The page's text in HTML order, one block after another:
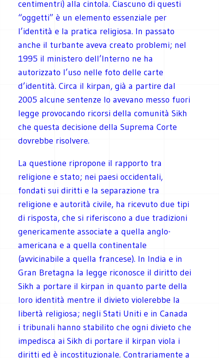
centimentri) alla cintola. Ciascuno di questi
“oggetti” è un elemento essenziale per
l’identità e la pratica religiosa. In passato
anche il turbante aveva creato problemi; nel
1995 il ministero dell’Interno ne ha
autorizzato l’uso nelle foto delle carte
d’identità. Circa il kirpan, già a partire dal
2005 alcune sentenze lo avevano messo fuori
legge provocando ricorsi della comunità Sikh
che questa decisione della Suprema Corte
dovrebbe risolvere.
La questione ripropone il rapporto tra
religione e stato; nei paesi occidentali,
fondati sui diritti e la separazione tra
religione e autorità civile, ha ricevuto due tipi
di risposta, che si riferiscono a due tradizioni
genericamente associate a quella anglo-
americana e a quella continentale
(avvicinabile a quella francese). In India e in
Gran Bretagna la legge riconosce il diritto dei
Sikh a portare il kirpan in quanto parte della
loro identità mentre il divieto violerebbe la
libertà religiosa; negli Stati Uniti e in Canada
i tribunali hanno stabilito che ogni divieto che
impedisca ai Sikh di portare il kirpan viola i
diritti ed è incostituzionale. Contrariamente a